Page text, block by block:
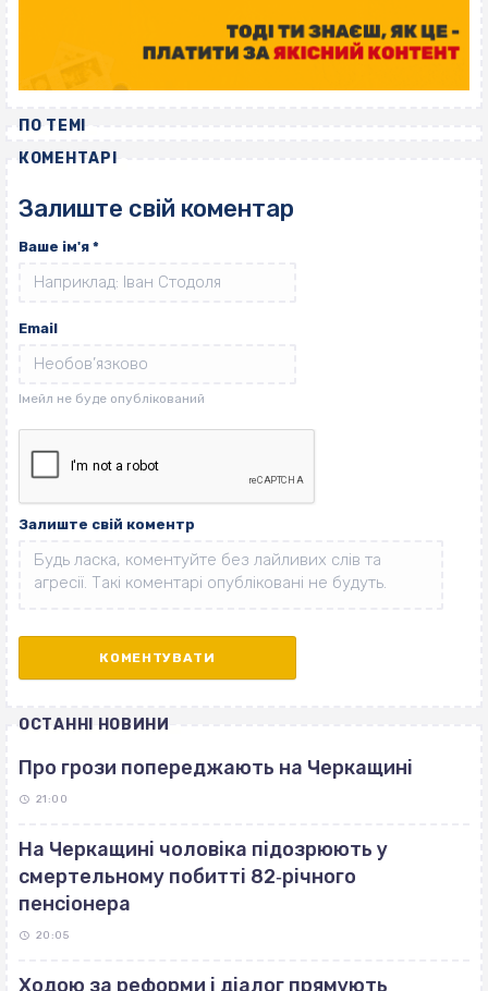
ПО ТЕМІ
КОМЕНТАРІ
Залиште свій коментар
Ваше ім'я *
Email
Залиште свій коментр
ОСТАННІ НОВИНИ
Про грози попереджають на Черкащині
21:00
На Черкащині чоловіка підозрюють у
смертельному побитті 82‐річного
пенсіонера
20:05
Ходою за реформи і діалог прямують